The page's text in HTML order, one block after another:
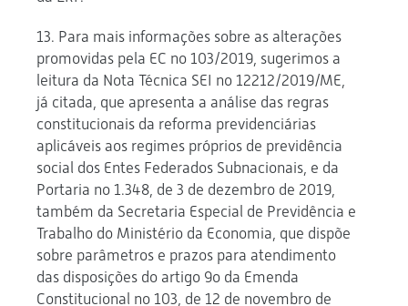
13. Para mais informações sobre as alterações
promovidas pela EC no 103/2019, sugerimos a
leitura da Nota Técnica SEI no 12212/2019/ME,
já citada, que apresenta a análise das regras
constitucionais da reforma previdenciárias
aplicáveis aos regimes próprios de previdência
social dos Entes Federados Subnacionais, e da
Portaria no 1.348, de 3 de dezembro de 2019,
também da Secretaria Especial de Previdência e
Trabalho do Ministério da Economia, que dispõe
sobre parâmetros e prazos para atendimento
das disposições do artigo 9o da Emenda
Constitucional no 103, de 12 de novembro de